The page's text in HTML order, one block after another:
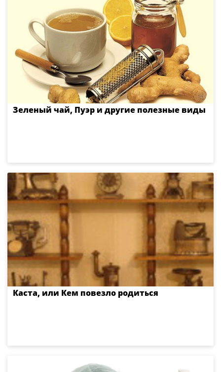
Зеленый чай, Пуэр и другие полезные виды
Каста, или Кем повезло родиться